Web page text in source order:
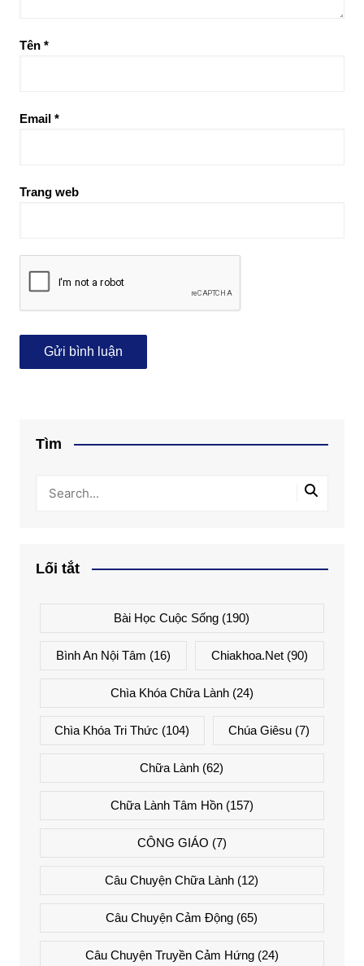
Tên *
Email *
Trang web
Tìm
Lối tắt
Bài Học Cuộc Sống (190)
Bình An Nội Tâm (16) Chiakhoa.net (90)
Chìa Khóa Chữa Lành(24)
Chìa Khóa Tri Thức (104) Chúa Giêsu(7)
Chữa Lành (62)
Chữa Lành Tâm Hồn(157)
CÔNG GIÁO (7)
Câu Chuyện Chữa Lành (12)
Câu Chuyện Cảm Động (65)
Câu Chuyện Truyền Cảm Hứng(24)